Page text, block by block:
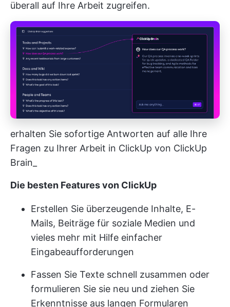
überall auf Ihre Arbeit zugreifen.
erhalten Sie sofortige Antworten auf alle Ihre
Fragen zu Ihrer Arbeit in ClickUp von ClickUp
Brain_
Die besten Features von ClickUp
Erstellen Sie überzeugende Inhalte, E-
Mails, Beiträge für soziale Medien und
vieles mehr mit Hilfe einfacher
Eingabeaufforderungen
Fassen Sie Texte schnell zusammen oder
formulieren Sie sie neu und ziehen Sie
Erkenntnisse aus langen Formularen